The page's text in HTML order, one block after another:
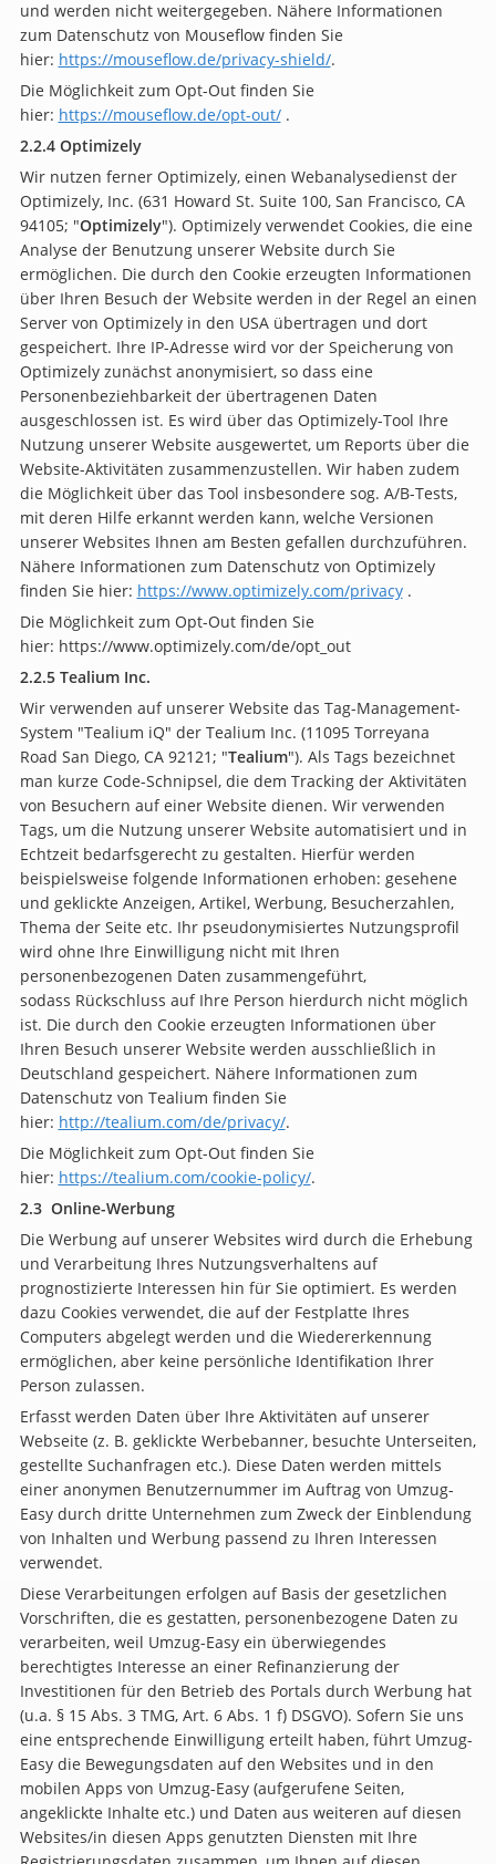
und werden nicht weitergegeben. Nähere Informationen
zum Datenschutz von Mouseflow finden Sie
hier: https://mouseflow.de/privacy-shield/.
Die Möglichkeit zum Opt-Out finden Sie
hier: https://mouseflow.de/opt-out/.
2.2.4 Optimizely
Wir nutzen ferner Optimizely, einen Webanalysedienst der
Optimizely, Inc. (631 Howard St. Suite 100, San Francisco, CA
94105; "Optimizely"). Optimizely verwendet Cookies, die eine
Analyse der Benutzung unserer Website durch Sie
ermöglichen. Die durch den Cookie erzeugten Informationen
über Ihren Besuch der Website werden in der Regel an einen
Server von Optimizely in den USA übertragen und dort
gespeichert. Ihre IP-Adresse wird vor der Speicherung von
Optimizely zunächst anonymisiert, so dass eine
Personenbeziehbarkeit der übertragenen Daten
ausgeschlossen ist. Es wird über das Optimizely-Tool Ihre
Nutzung unserer Website ausgewertet, um Reports über die
Website-Aktivitäten zusammenzustellen. Wir haben zudem
die Möglichkeit über das Tool insbesondere sog. A/B-Tests,
mit deren Hilfe erkannt werden kann, welche Versionen
unserer Websites Ihnen am Besten gefallen durchzuführen.
Nähere Informationen zum Datenschutz von Optimizely
finden Sie hier: https://www.optimizely.com/privacy.
Die Möglichkeit zum Opt-Out finden Sie
hier: https://www.optimizely.com/de/opt_out
2.2.5 Tealium Inc.
Wir verwenden auf unserer Website das Tag-Management-
System "Tealium iQ" der Tealium Inc. (11095 Torreyana
Road San Diego, CA 92121; "Tealium"). Als Tags bezeichnet
man kurze Code-Schnipsel, die dem Tracking der Aktivitäten
von Besuchern auf einer Website dienen. Wir verwenden
Tags, um die Nutzung unserer Website automatisiert und in
Echtzeit bedarfsgerecht zu gestalten. Hierfür werden
beispielsweise folgende Informationen erhoben: gesehene
und geklickte Anzeigen, Artikel, Werbung, Besucherzahlen,
Thema der Seite etc. Ihr pseudonymisiertes Nutzungsprofil
wird ohne Ihre Einwilligung nicht mit Ihren
personenbezogenen Daten zusammengeführt,
sodass Rückschluss auf Ihre Person hierdurch nicht möglich
ist. Die durch den Cookie erzeugten Informationen über
Ihren Besuch unserer Website werden ausschließlich in
Deutschland gespeichert. Nähere Informationen zum
Datenschutz von Tealium finden Sie
hier: http://tealium.com/de/privacy/.
Die Möglichkeit zum Opt-Out finden Sie
hier: https://tealium.com/cookie-policy/.
2.3 Online-Werbung
Die Werbung auf unserer Websites wird durch die Erhebung
und Verarbeitung Ihres Nutzungsverhaltens auf
prognostizierte Interessen hin für Sie optimiert. Es werden
dazu Cookies verwendet, die auf der Festplatte Ihres
Computers abgelegt werden und die Wiedererkennung
ermöglichen, aber keine persönliche Identifikation Ihrer
Person zulassen.
Erfasst werden Daten über Ihre Aktivitäten auf unserer
Webseite (z. B. geklickte Werbebanner, besuchte Unterseiten,
gestellte Suchanfragen etc.). Diese Daten werden mittels
einer anonymen Benutzernummer im Auftrag von Umzug-
Easy durch dritte Unternehmen zum Zweck der Einblendung
von Inhalten und Werbung passend zu Ihren Interessen
verwendet.
Diese Verarbeitungen erfolgen auf Basis der gesetzlichen
Vorschriften, die es gestatten, personenbezogene Daten zu
verarbeiten, weil Umzug-Easy ein überwiegendes
berechtigtes Interesse an einer Refinanzierung der
Investitionen für den Betrieb des Portals durch Werbung hat
(u.a. § 15 Abs. 3 TMG, Art. 6 Abs. 1 f) DSGVO). Sofern Sie uns
eine entsprechende Einwilligung erteilt haben, führt Umzug-
Easy die Bewegungsdaten auf den Websites und in den
mobilen Apps von Umzug-Easy (aufgerufene Seiten,
angeklickte Inhalte etc.) und Daten aus weiteren auf diesen
Websites/in diesen Apps genutzten Diensten mit Ihre